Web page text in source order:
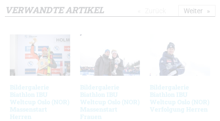
VERWANDTE ARTIKEL
Bildergalerie
Biathlon IBU
Weltcup Oslo (NOR)
Massenstart
Herren
Bildergalerie
Biathlon IBU
Weltcup Oslo (NOR)
Massenstart
Frauen
Bildergalerie
Biathlon IBU
Weltcup Oslo (NOR)
Verfolgung Herren
Weiter